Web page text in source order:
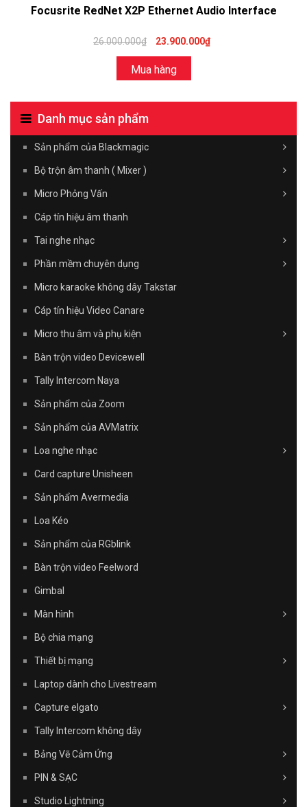
Focusrite RedNet X2P Ethernet Audio Interface
26.000.000₫ 23.900.000₫
Mua hàng
Danh mục sản phẩm
Sản phẩm của Blackmagic
Bộ trộn âm thanh ( Mixer )
Micro Phỏng Vấn
Cáp tín hiệu âm thanh
Tai nghe nhạc
Phần mềm chuyên dụng
Micro karaoke không dây Takstar
Cáp tín hiệu Video Canare
Micro thu âm và phụ kiện
Bàn trộn video Devicewell
Tally Intercom Naya
Sản phẩm của Zoom
Sản phẩm của AVMatrix
Loa nghe nhạc
Card capture Unisheen
Sản phẩm Avermedia
Loa Kéo
Sản phẩm của RGblink
Bàn trộn video Feelword
Gimbal
Màn hình
Bộ chia mạng
Thiết bị mạng
Laptop dành cho Livestream
Capture elgato
Tally Intercom không dây
Bảng Vẽ Cảm Ứng
PIN & SẠC
Studio Lightning